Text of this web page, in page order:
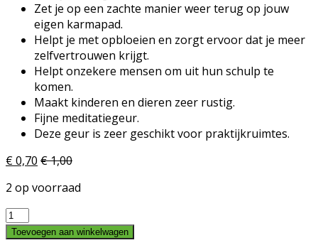
Zet je op een zachte manier weer terug op jouw
eigen karmapad.
Helpt je met opbloeien en zorgt ervoor dat je meer
zelfvertrouwen krijgt.
Helpt onzekere mensen om uit hun schulp te
komen.
Maakt kinderen en dieren zeer rustig.
Fijne meditatiegeur.
Deze geur is zeer geschikt voor praktijkruimtes.
€0,70 €1,00
2 op voorraad
HEM
Indian
Toevoegen aan winkelwagen